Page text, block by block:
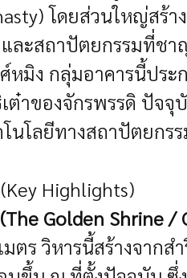
โดยส่วนใหญ่สร้
ละสถาปัตยกรรมที่ชา
หมิง กลุ่มอาคารนี้ปร
าของจักรพรรดิ ปัจจุ
นโลยีทางสถาปัตยกร
Highlights)
Golden Shrine /
มตร วิหารนี้สร้างจาก